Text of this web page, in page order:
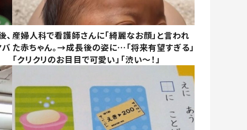
バ
産婦人科で看護師さんに「綺麗なお顔」と言われ
た赤ちゃん。→成長後の姿に…「将来有望すぎる」
「クリクリのお目目で可愛い」「渋い～！」